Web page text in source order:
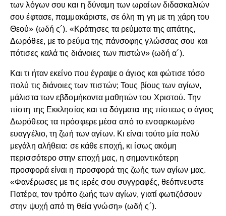
των λόγων σου και η δύναμη των ωραίων διδασκαλιών
σου έφτασε, παμμακάριστε, σε όλη τη γη με τη χάρη του
Θεού» (ωδή ς´). «Κράτησες τα ρεύματα της απάτης,
Δωρόθεε, με το ρεύμα της πάνσοφης γλώσσας σου και
πότισες καλά τις διάνοιες των πιστών» (ωδή α´).
Και τι ήταν εκείνο που έγραψε ο άγιος και φώτισε τόσο
πολύ τις διάνοιες των πιστών; Τους βίους των αγίων,
μάλιστα των εβδομήκοντα μαθητών του Χριστού. Την
πίστη της Εκκλησίας και τα δόγματα της πίστεως ο άγιος
Δωρόθεος τα πρόσφερε μέσα από το ενσαρκωμένο
ευαγγέλιο, τη ζωή των αγίων. Κι είναι τούτο μία πολύ
μεγάλη αλήθεια: σε κάθε εποχή, κι ίσως ακόμη
περισσότερο στην εποχή μας, η σημαντικότερη
προσφορά είναι η προσφορά της ζωής των αγίων μας.
«Φανέρωσες με τις ιερές σου συγγραφές, θεόπνευστε
Πατέρα, τον τρόπο ζωής των αγίων, γιατί φωτιζόσουν
στην ψυχή από τη θεία γνώση» (ωδή ς´).